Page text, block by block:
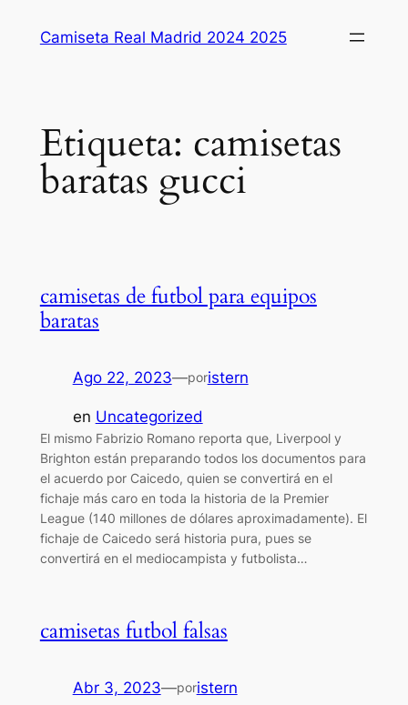
Camiseta Real Madrid 2024 2025
Etiqueta: camisetas
baratas gucci
camisetas de futbol para equipos
baratas
Ago 22, 2023—poristern
en Uncategorized
El mismo Fabrizio Romano reporta que, Liverpool y
Brighton están preparando todos los documentos para
el acuerdo por Caicedo, quien se convertirá en el
fichaje más caro en toda la historia de la Premier
League (140 millones de dólares aproximadamente). El
fichaje de Caicedo será historia pura, pues se
convertirá en el mediocampista y futbolista…
camisetas futbol falsas
Abr 3, 2023—poristern